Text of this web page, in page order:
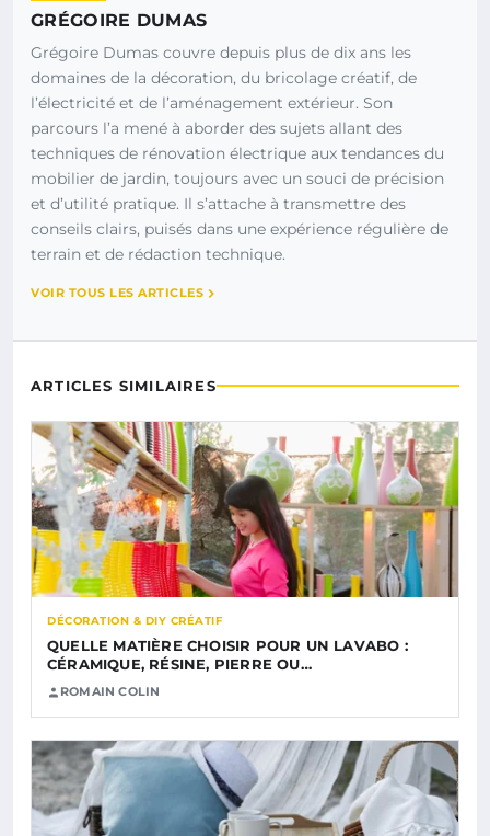
GRÉGOIRE DUMAS
Grégoire Dumas couvre depuis plus de dix ans les
domaines de la décoration, du bricolage créatif, de
l’électricité et de l’aménagement extérieur. Son
parcours l’a mené à aborder des sujets allant des
techniques de rénovation électrique aux tendances du
mobilier de jardin, toujours avec un souci de précision
et d’utilité pratique. Il s’attache à transmettre des
conseils clairs, puisés dans une expérience régulière de
terrain et de rédaction technique.
VOIR TOUS LES ARTICLES
ARTICLES SIMILAIRES
DÉCORATION & DIY CRÉATIF
QUELLE MATIÈRE CHOISIR POUR UN LAVABO :
CÉRAMIQUE, RÉSINE, PIERRE OU…
ROMAIN COLIN